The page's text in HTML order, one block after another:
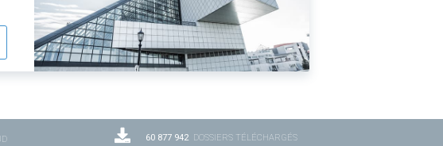
60 877 942DOSSIERS TÉLÉCHARGÉS